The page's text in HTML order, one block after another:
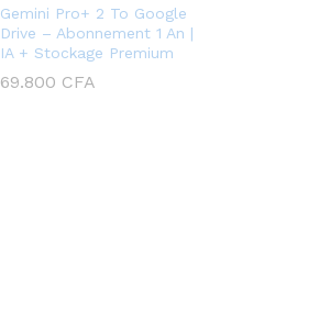
Gemini Pro+ 2 To Google
Drive – Abonnement 1 An |
IA + Stockage Premium
69.800 CFA